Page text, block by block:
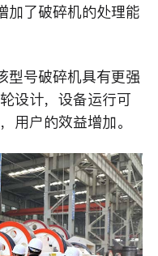
加了破碎机的处理能
型号破碎机具有更强
设计，设备运行可
用户的效益增加。